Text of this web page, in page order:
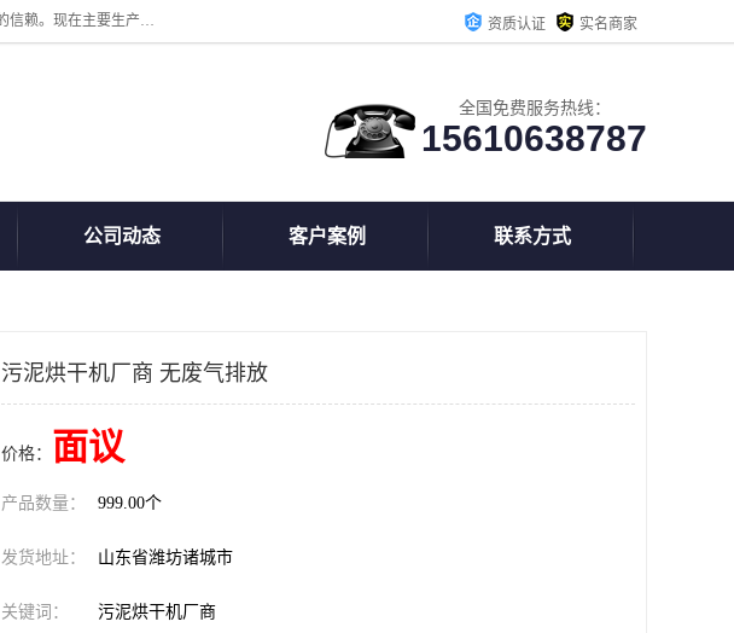
诸城汇泽机械有限公司是一家高新技术设备制造企业。公司坚持以高技术和，高服务于用户，以的环保机械制造设备赢的用户的信赖。现在主要生产死亡畜禽无害化处理和立式和卧式有机肥设备，搅拌机，烘干机，高温发酵机等。污水处理设备，固液分离机。气浮机，化制机等。公司秉承品质，用户至上，科技创新的经营理。 资质认证 实名商家
全国免费服务热线：
15610638787
公司动态 客户案例 联系方式
污泥烘干机厂商 无废气排放
价格： 面议
产品数量： 999.00个
发货地址： 山东省潍坊诸城市
关键词： 污泥烘干机厂商